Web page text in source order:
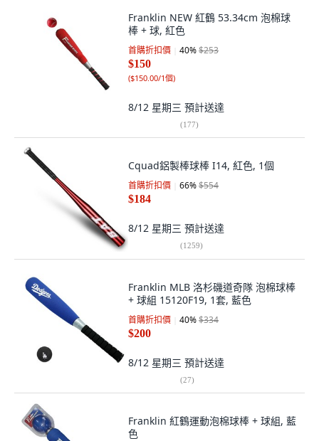
Franklin NEW 紅鶴 53.34cm 泡棉球
棒 + 球, 紅色
首購折扣價 40%$253
$150
($150.00/1個)
8/12 星期三 預計送達
(177)
Cquad鋁製棒球棒 I14, 紅色, 1個
首購折扣價 66%$554
$184
8/12 星期三 預計送達
(1259)
Franklin MLB 洛杉磯道奇隊 泡棉球棒
+ 球組 15120F19, 1套, 藍色
首購折扣價 40%$334
$200
8/12 星期三 預計送達
(27)
Franklin 紅鶴運動泡棉球棒 + 球組, 藍
色